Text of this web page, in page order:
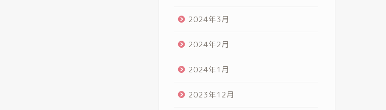
2024年3月
2024年2月
2024年1月
2023年12月